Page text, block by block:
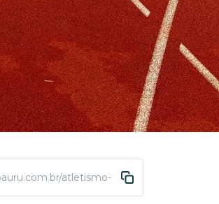
atletismo-paulista-sub-14-2025